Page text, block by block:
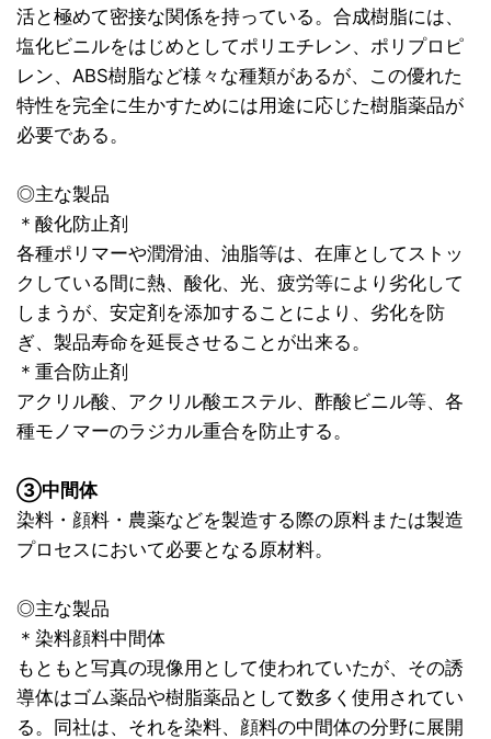
活と極めて密接な関係を持っている。合成樹脂には、
塩化ビニルをはじめとしてポリエチレン、ポリプロピ
レン、ABS樹脂など様々な種類があるが、この優れた
特性を完全に生かすためには用途に応じた樹脂薬品が
必要である。
◎主な製品
＊酸化防止剤
各種ポリマーや潤滑油、油脂等は、在庫としてストッ
クしている間に熱、酸化、光、疲労等により劣化して
しまうが、安定剤を添加することにより、劣化を防
ぎ、製品寿命を延長させることが出来る。
＊重合防止剤
アクリル酸、アクリル酸エステル、酢酸ビニル等、各
種モノマーのラジカル重合を防止する。
③中間体
染料・顔料・農薬などを製造する際の原料または製造
プロセスにおいて必要となる原材料。
◎主な製品
＊染料顔料中間体
もともと写真の現像用として使われていたが、その誘
導体はゴム薬品や樹脂薬品として数多く使用されてい
る。同社は、それを染料、顔料の中間体の分野に展開